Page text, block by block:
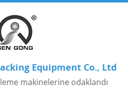
Equipment Co., Ltd
makinelerine odaklandı